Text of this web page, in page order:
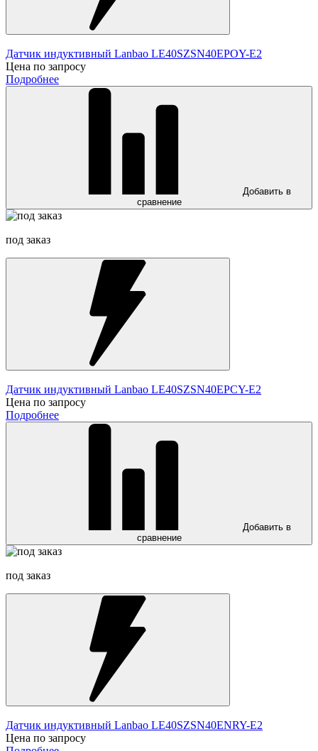
Датчик индуктивный Lanbao LE40SZSN40EPOY-E2
Цена по запросу
Подробнее
Добавить в
сравнение
под заказ
Датчик индуктивный Lanbao LE40SZSN40EPCY-E2
Цена по запросу
Подробнее
Добавить в
сравнение
под заказ
Датчик индуктивный Lanbao LE40SZSN40ENRY-E2
Цена по запросу